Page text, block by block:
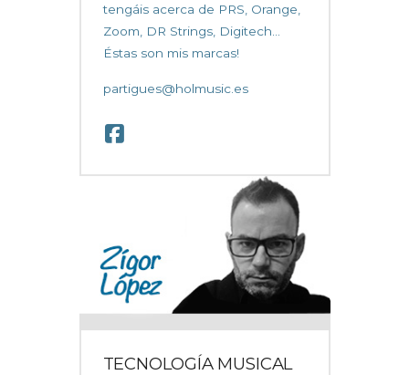
tengáis acerca de PRS, Orange,
Zoom, DR Strings, Digitech...
Éstas son mis marcas!
partigues@holmusic.es
TECNOLOGÍA MUSICAL